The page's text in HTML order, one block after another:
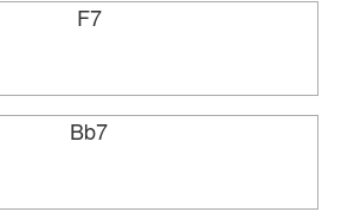
F7
Bb7